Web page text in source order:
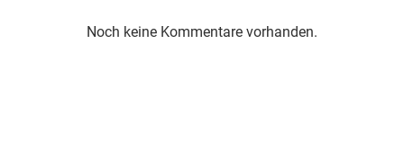
Noch keine Kommentare vorhanden.